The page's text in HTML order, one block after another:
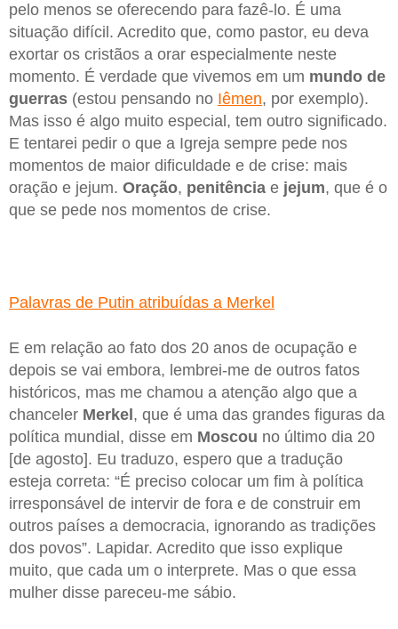
pelo menos se oferecendo para fazê-lo. É uma
situação difícil. Acredito que, como pastor, eu deva
exortar os cristãos a orar especialmente neste
momento. É verdade que vivemos em um mundo de
guerras (estou pensando no Iêmen, por exemplo).
Mas isso é algo muito especial, tem outro significado.
E tentarei pedir o que a Igreja sempre pede nos
momentos de maior dificuldade e de crise: mais
oração e jejum. Oração, penitência e jejum, que é o
que se pede nos momentos de crise.
Palavras de Putin atribuídas a Merkel
E em relação ao fato dos 20 anos de ocupação e
depois se vai embora, lembrei-me de outros fatos
históricos, mas me chamou a atenção algo que a
chanceler Merkel , que é uma das grandes figuras da
política mundial, disse em Moscou no último dia 20
[de agosto]. Eu traduzo, espero que a tradução
esteja correta: “É preciso colocar um fim à política
irresponsável de intervir de fora e de construir em
outros países a democracia, ignorando as tradições
dos povos”. Lapidar. Acredito que isso explique
muito, que cada um o interprete. Mas o que essa
mulher disse pareceu-me sábio.